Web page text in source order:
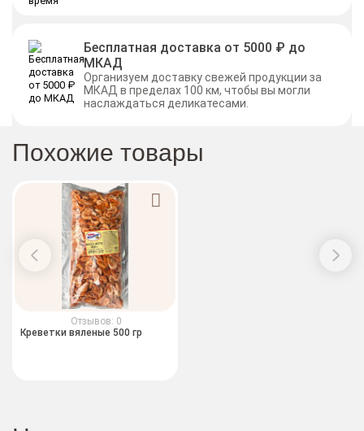
Бесплатная доставка от 5000 ₽ до
МКАД
Организуем доставку свежей продукции за
МКАД в пределах 100 км, чтобы вы могли
наслаждаться деликатесами.
Похожие товары
Отзывов: 0
Креветки вяленые 500 гр